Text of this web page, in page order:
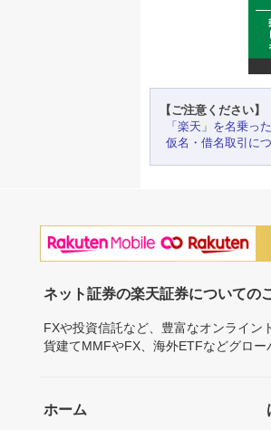
【ご注意ください】
「楽天」を名乗っ
仮名・借名取引に
ネット証券の楽天証券についての
FXや投資信託など、豊富なオンライン
貨建てMMFやFX、海外ETFなどグロ
ホーム